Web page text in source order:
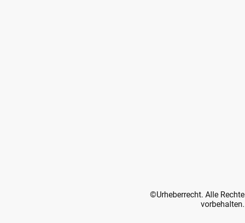
©Urheberrecht. Alle Rechte
vorbehalten.